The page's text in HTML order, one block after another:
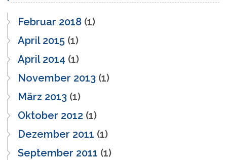
Februar 2018 (1)
April 2015 (1)
April 2014 (1)
November 2013 (1)
März 2013 (1)
Oktober 2012 (1)
Dezember 2011 (1)
September 2011 (1)